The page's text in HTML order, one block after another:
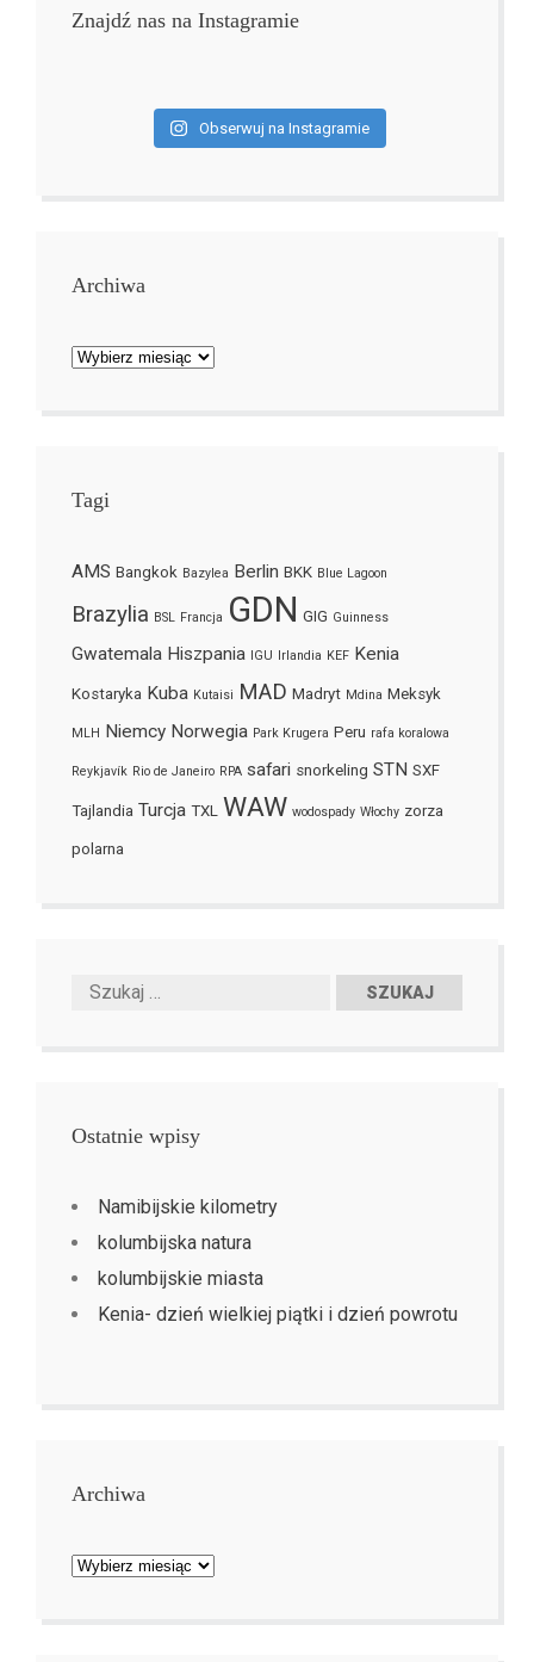
Znajdź nas na Instagramie
Obserwuj na Instagramie
Archiwa
Archiwa
Tagi
AMS Bangkok Bazylea Berlin BKK Blue Lagoon
Brazylia BSL Francja GDN GIG Guinness
Gwatemala Hiszpania IGU Irlandia KEF Kenia
Kostaryka Kuba Kutaisi MAD Madryt Mdina Meksyk
MLH Niemcy Norwegia Park Krugera Peru rafa koralowa
Reykjavík Rio de Janeiro RPA safari snorkeling STN SXF
Tajlandia Turcja TXL WAW wodospady Włochy zorza
polarna
Ostatnie wpisy
Namibijskie kilometry
kolumbijska natura
kolumbijskie miasta
Kenia- dzień wielkiej piątki i dzień powrotu
Archiwa
Archiwa